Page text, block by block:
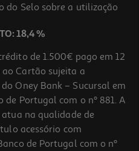
do Selo sobre a utilização
18,4 %
de 1.500€ pago em 12
ao Cartão sujeita a
Oney Bank – Sucursal em
Portugal com o nº 881. A
na qualidade de
acessório com
de Portugal com o nº